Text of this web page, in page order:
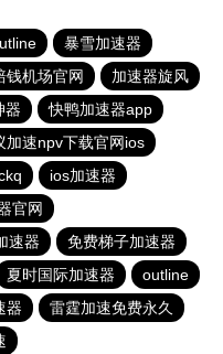
暴雪加速器
钱机场官网
加速器旋风
器
快鸭加速器app
加速npv下载官网ios
ios加速器
官网
速器
免费梯子加速器
夏时国际加速器
outline
器
雷霆加速免费永久